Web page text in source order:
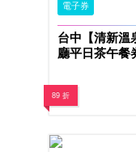
電子券
台中【清新溫
廳平日茶午餐
89 折